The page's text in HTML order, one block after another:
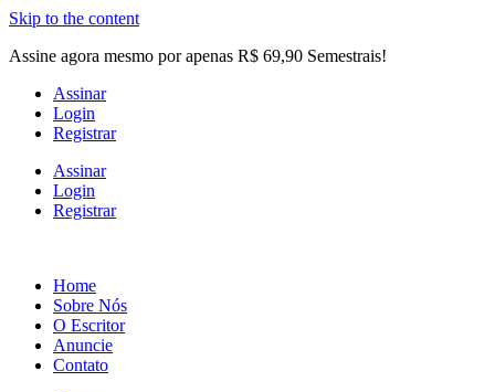
Skip to the content
Assine agora mesmo por apenas R$ 69,90 Semestrais!
Assinar
Login
Registrar
Assinar
Login
Registrar
Home
Sobre Nós
O Escritor
Anuncie
Contato